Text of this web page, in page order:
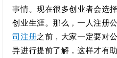
事情。现在很多创业者会选
创业生涯。那么，一人注册
司注册之前，大家一定要对
异进行提前了解，这样才有